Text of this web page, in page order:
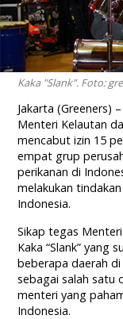
Kaka "Slank". Foto:
Jakarta (Greeners)
Menteri Kelautan
mencabut izin 15
empat grup
perikanan di
melakukan
Indonesia.
Sikap tegas
Kaka “Slank” yang
beberapa daerah
sebagai salah satu
menteri yang
Indonesia.